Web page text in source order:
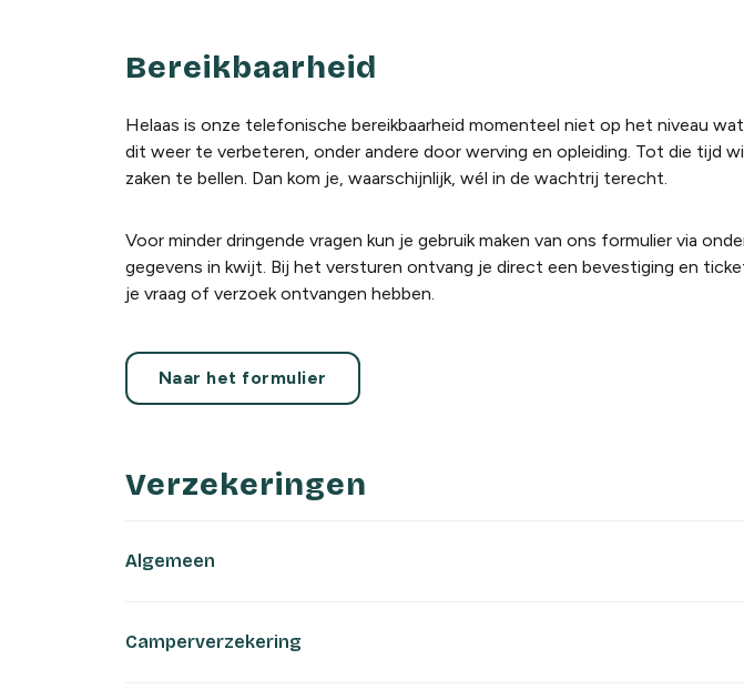
Bereikbaarheid
Helaas is onze telefonische bereikbaarheid momenteel niet op het niveau
dit weer te verbeteren, onder andere door werving en opleiding. Tot die tijd
zaken te bellen. Dan kom je, waarschijnlijk, wél in de wachtrij terecht.
Voor minder dringende vragen kun je gebruik maken van ons formulier via
gegevens in kwijt. Bij het versturen ontvang je direct een bevestiging en
je vraag of verzoek ontvangen hebben.
Naar het formulier
Verzekeringen
Algemeen
Camperverzekering